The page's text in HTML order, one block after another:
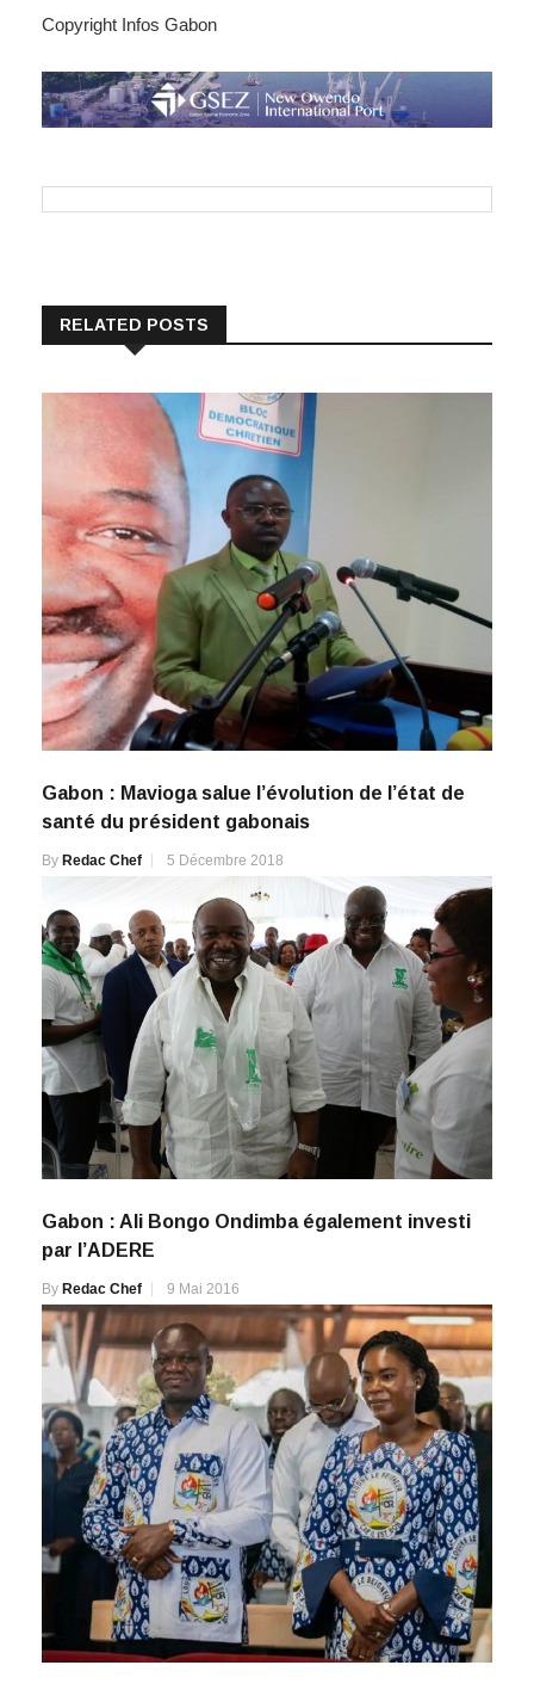
Copyright Infos Gabon
RELATED POSTS
Gabon : Mavioga salue l’évolution de l’état de
santé du président gabonais
By Redac Chef 5 Décembre 2018
Gabon : Ali Bongo Ondimba également investi
par l’ADERE
By Redac Chef 9 Mai 2016